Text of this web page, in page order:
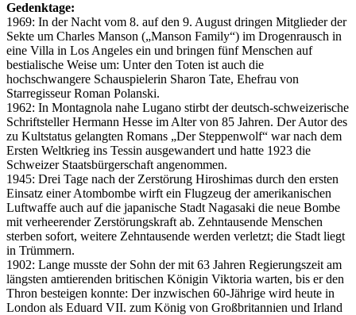
Gedenktage:
1969: In der Nacht vom 8. auf den 9. August dringen Mitglieder der
Sekte um Charles Manson („Manson Family“) im Drogenrausch in
eine Villa in Los Angeles ein und bringen fünf Menschen auf
bestialische Weise um: Unter den Toten ist auch die
hochschwangere Schauspielerin Sharon Tate, Ehefrau von
Starregisseur Roman Polanski.
1962: In Montagnola nahe Lugano stirbt der deutsch-schweizerische
Schriftsteller Hermann Hesse im Alter von 85 Jahren. Der Autor des
zu Kultstatus gelangten Romans „Der Steppenwolf“ war nach dem
Ersten Weltkrieg ins Tessin ausgewandert und hatte 1923 die
Schweizer Staatsbürgerschaft angenommen.
1945: Drei Tage nach der Zerstörung Hiroshimas durch den ersten
Einsatz einer Atombombe wirft ein Flugzeug der amerikanischen
Luftwaffe auch auf die japanische Stadt Nagasaki die neue Bombe
mit verheerender Zerstörungskraft ab. Zehntausende Menschen
sterben sofort, weitere Zehntausende werden verletzt; die Stadt liegt
in Trümmern.
1902: Lange musste der Sohn der mit 63 Jahren Regierungszeit am
längsten amtierenden britischen Königin Viktoria warten, bis er den
Thron besteigen konnte: Der inzwischen 60-Jährige wird heute in
London als Eduard VII. zum König von Großbritannien und Irland